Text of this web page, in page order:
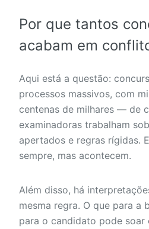
Por que tantos
acabam em
Aqui está a questão:
processos massivos, com
centenas de milhares — de
examinadoras trabalham
apertados e regras rígidas.
sempre, mas acontecem.
Além disso, há
mesma regra. O que para a
para o candidato pode soar